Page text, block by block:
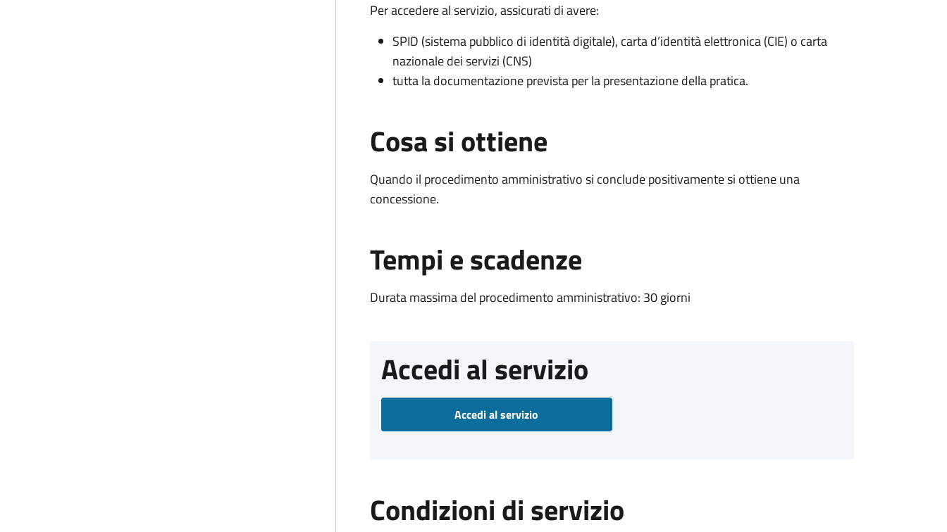
Per accedere al servizio, assicurati di avere:
SPID (sistema pubblico di identità digitale), carta d’identità elettronica (CIE) o carta
nazionale dei servizi (CNS)
tutta la documentazione prevista per la presentazione della pratica.
Cosa si ottiene
Quando il procedimento amministrativo si conclude positivamente si ottiene una
concessione.
Tempi e scadenze
Durata massima del procedimento amministrativo: 30 giorni
Accedi al servizio
Accedi al servizio
Condizioni di servizio